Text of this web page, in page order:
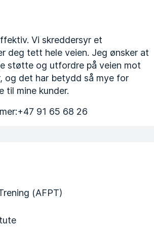
Vi skreddersyr et
deg tett hele veien. Jeg ønsker at
støtte og utfordre på veien mot
og det har betydd så mye for
til mine kunder.
+47 91 65 68 26
(AFPT)